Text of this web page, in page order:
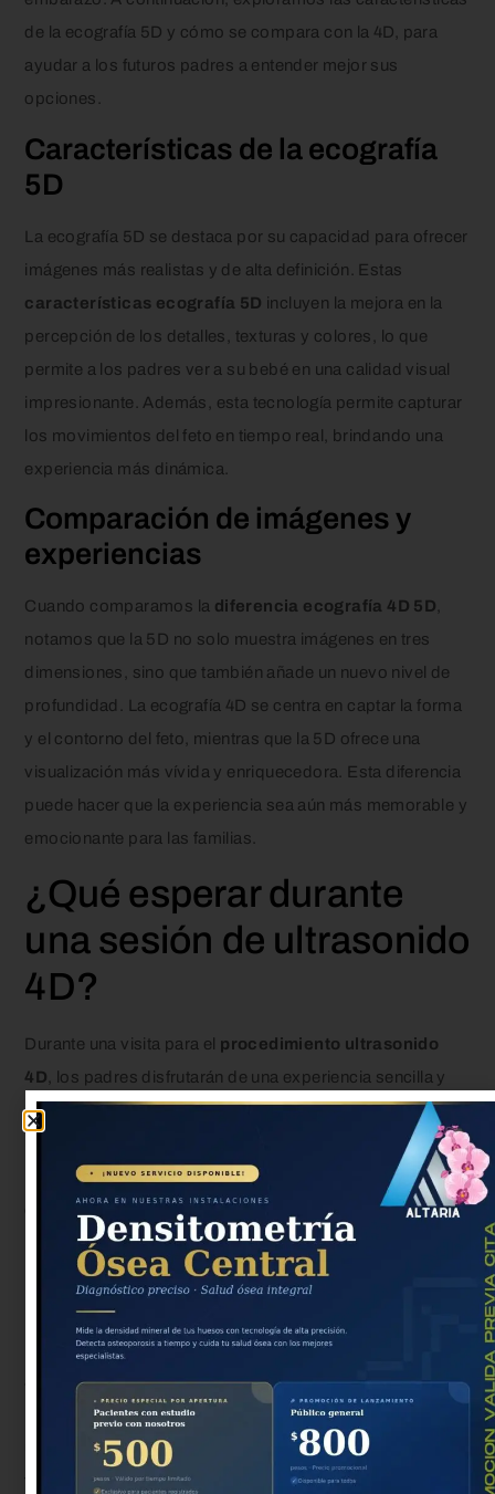
de la ecografía 5D y cómo se compara con la 4D, para
ayudar a los futuros padres a entender mejor sus
opciones.
Características de la ecografía
5D
La ecografía 5D se destaca por su capacidad para ofrecer
imágenes más realistas y de alta definición. Estas
características ecografía 5D incluyen la mejora en la
percepción de los detalles, texturas y colores, lo que
permite a los padres ver a su bebé en una calidad visual
impresionante. Además, esta tecnología permite capturar
los movimientos del feto en tiempo real, brindando una
experiencia más dinámica.
Comparación de imágenes y
experiencias
Cuando comparamos la diferencia ecografía 4D 5D
notamos que la 5D no solo muestra imágenes en tres
dimensiones, sino que también añade un nuevo nivel de
profundidad. La ecografía 4D se centra en captar la forma
y el contorno del feto, mientras que la 5D ofrece una
visualización más vívida y enriquecedora. Esta diferencia
puede hacer que la experiencia sea aún más memorable y
emocionante para las familias.
¿Qué esperar durante
una sesión de ultrasonido
4D?
Durante una visita para el procedimiento ultrasonido
4D, los padres disfrutarán de una experiencia sencilla y
amena. Laduración de la sesiónpuede variar,
usualmente oscila entre 30 a 60 minutos. Este tiempo
permite captar imágenes impresionantes del bebé y
compartir
momentos únicos
Procedimiento y duración de la
sesión
procedimiento ultrasonido 4Dse lleva a cabo en un
ambiente cómodo, donde padres pueden relajarse
mientras el técnico realiza el examen. Al iniciar, se aplica
un gel conductor sobre el abdomen de la madre, lo que
facilita la captura de imágenes en tiempo real. Esta